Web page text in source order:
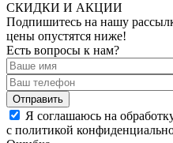
СКИДКИ И АКЦИИ
Подпишитесь на нашу
цены опустятся ниже!
Есть вопросы к нам?
Отправить
Я соглашаюсь на
с политикой